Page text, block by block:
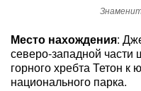
Место нахождения:
северо-западной части
горного хребта Тетон к
национального парка.